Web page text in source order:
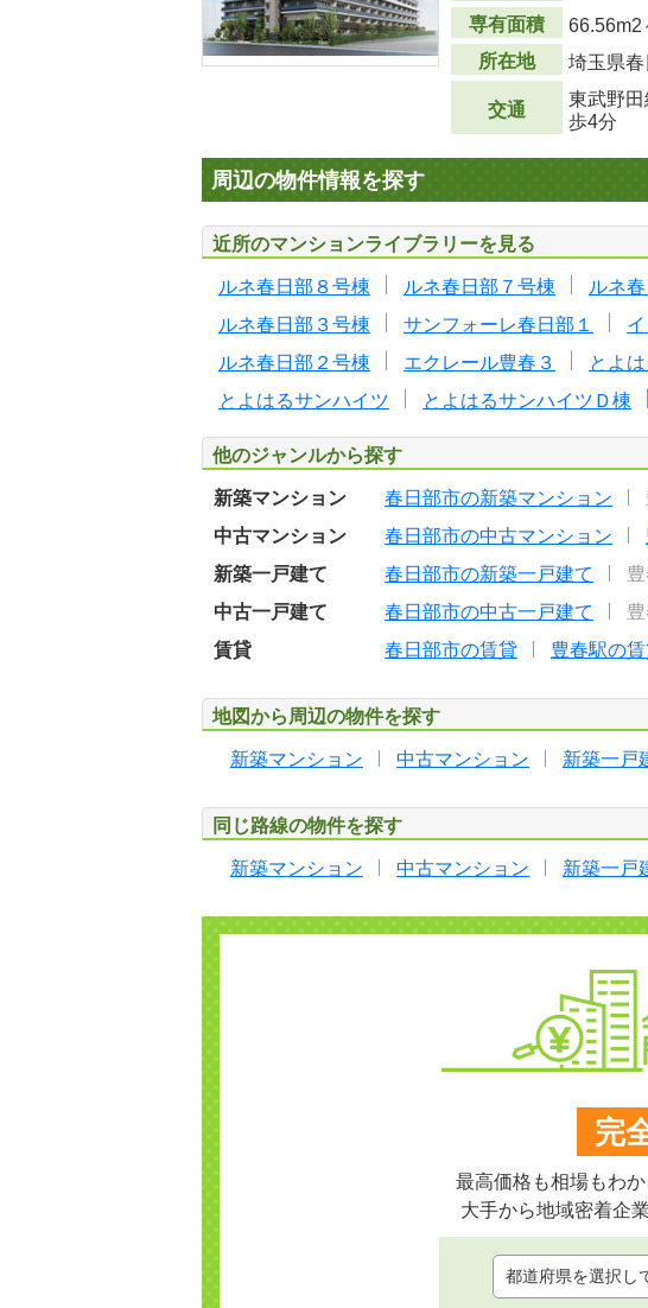
専有面積
66.56m2
所在地
埼玉県
交通
東武野田
歩4分
周辺の物件情報を探す
近所のマンションライブラリーを見る
ルネ春日部８号棟 ルネ春日部７号棟 ルネ
ルネ春日部３号棟
サンフォーレ春日部１
ルネ春日部２号棟
エクレール豊春３ とよ
とよはるサンハイツ
とよはるサンハイツＤ棟
他のジャンルから探す
新築マンション 春日部市の新築マンション
中古マンション
春日部市の中古マンション
新築一戸建て
春日部市の新築一戸建て
中古一戸建て
春日部市の中古一戸建て
賃貸
春日部市の賃貸 豊春駅の
地図から周辺の物件を探す
新築マンション 中古マンション 新築一戸
同じ路線の物件を探す
新築マンション 中古マンション 新築一戸
完
最高価格も相場もわ
大手から地域密着企業